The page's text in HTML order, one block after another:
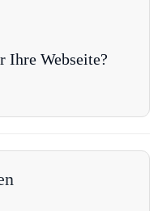
Ihre Webseite?